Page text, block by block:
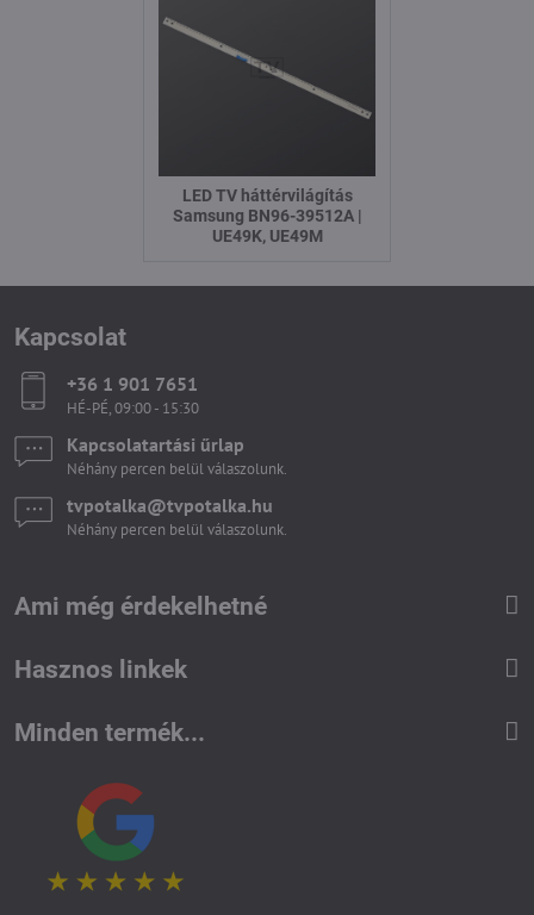
LED TV háttérvilágítás
Samsung BN96-39512A |
UE49K, UE49M
Kapcsolat
+36 1 901 7651
HÉ-PÉ, 09:00 - 15:30
Kapcsolatartási űrlap
Néhány percen belül válaszolunk.
tvpotalka​@tvpotalka​.hu
Néhány percen belül válaszolunk.
Ami még érdekelhetné
Hasznos linkek
Minden termék...